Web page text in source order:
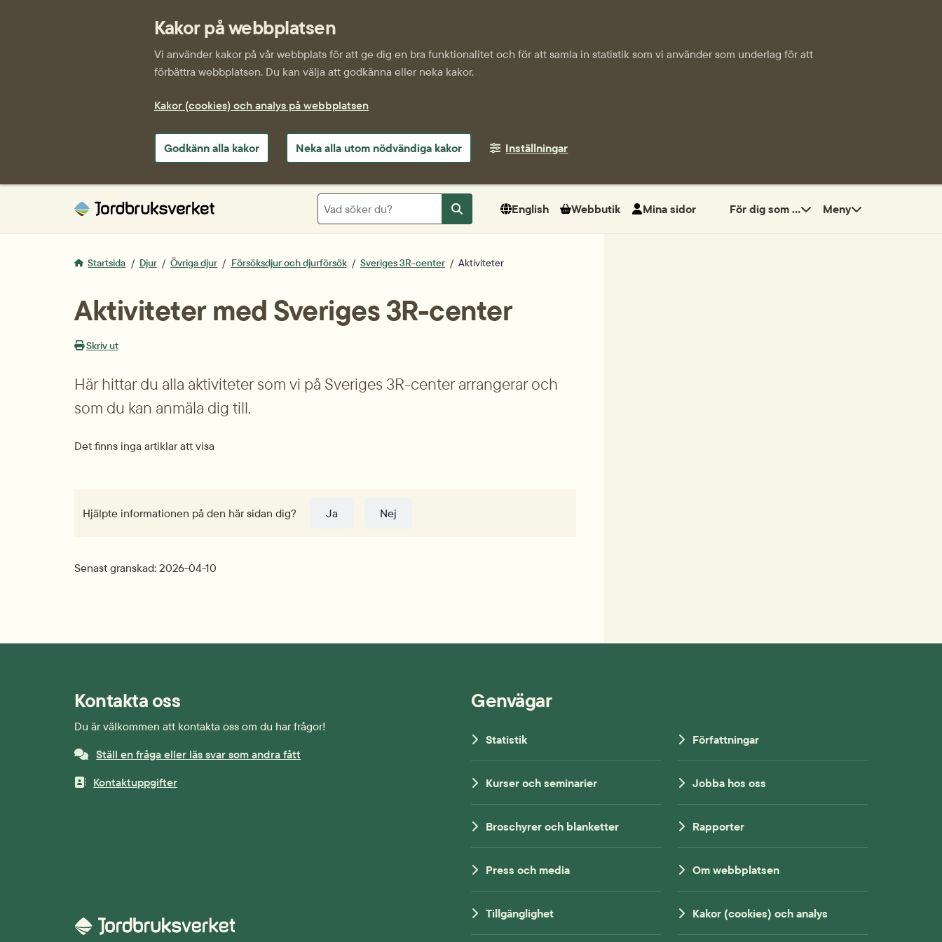
Kakor på webbplatsen
Vi använder kakor på vår webbplats för att ge dig en bra funktionalitet och för att samla in statistik som vi använder som underlag för att
förbättra webbplatsen. Du kan välja att godkänna eller neka kakor.
Kakor (cookies) och analys på webbplatsen
Godkänn alla kakor Neka alla utom nödvändiga kakor Inställningar
Sök
Sök
English Webbutik Mina sidor För dig som ... Meny
Startsida Djur Övriga djur Försöksdjur och djurförsök Sveriges 3R-center Aktiviteter
Aktiviteter med Sveriges 3R-center
Skriv ut
Här hittar du alla aktiviteter som vi på Sveriges 3R-center arrangerar och
som du kan anmäla dig till.
Det finns inga artiklar att visa
Hjälpte informationen på den här sidan dig? Ja Nej
Senast granskad: 2026-04-10
Kontakta oss
Du är välkommen att kontakta oss om du har frågor!
Ställ en fråga eller läs svar som andra fått
Kontaktuppgifter
Genvägar
Statistik Författningar
Kurser och seminarier Jobba hos oss
Broschyrer och blanketter Rapporter
Press och media Om webbplatsen
Tillgänglighet Kakor (cookies) och analys